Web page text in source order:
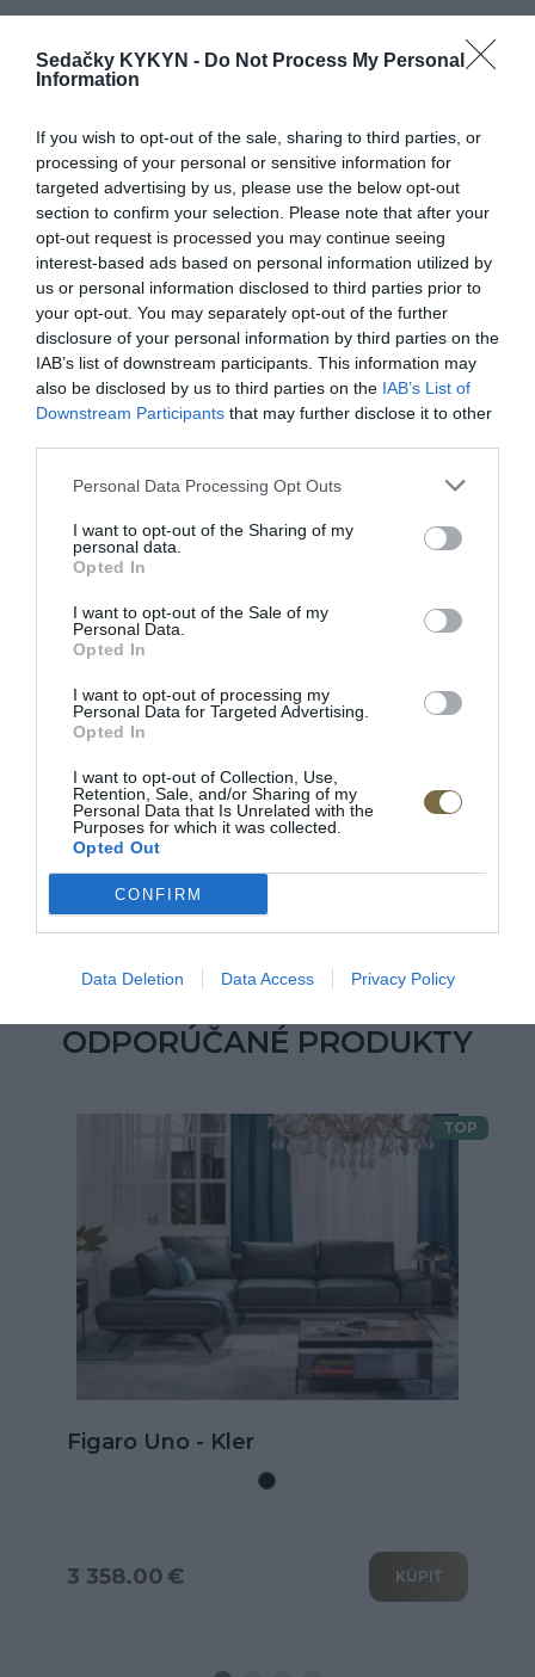
Sedačky KYKYN - Do Not Process My Personal
Information
If you wish to opt-out of the sale, sharing to third parties, or
processing of your personal or sensitive information for
targeted advertising by us, please use the below opt-out
section to confirm your selection. Please note that after your
opt-out request is processed you may continue seeing
interest-based ads based on personal information utilized by
us or personal information disclosed to third parties prior to
your opt-out. You may separately opt-out of the further
disclosure of your personal information by third parties on the
IAB’s list of downstream participants. This information may
also be disclosed by us to third parties on the IAB’s List of
Downstream Participants that may further disclose it to other
Personal Data Processing Opt Outs
I want to opt-out of the Sharing of my
personal data.
Opted In
I want to opt-out of the Sale of my
Personal Data.
Opted In
I want to opt-out of processing my
Personal Data for Targeted Advertising.
Opted In
I want to opt-out of Collection, Use,
Retention, Sale, and/or Sharing of my
Personal Data that Is Unrelated with the
Purposes for which it was collected.
Opted Out
CONFIRM
Data Deletion Data Access Privacy Policy
Materiál:;masívne drevo/ dyhovaná vrchná doska
RECENZIE
0
0% zákazníkov odporúča produkt
Pre pridanie recenzie sa musíte prihlásiť
ODPORÚČANÉ PRODUKTY
TOP
Uno - Kler
€